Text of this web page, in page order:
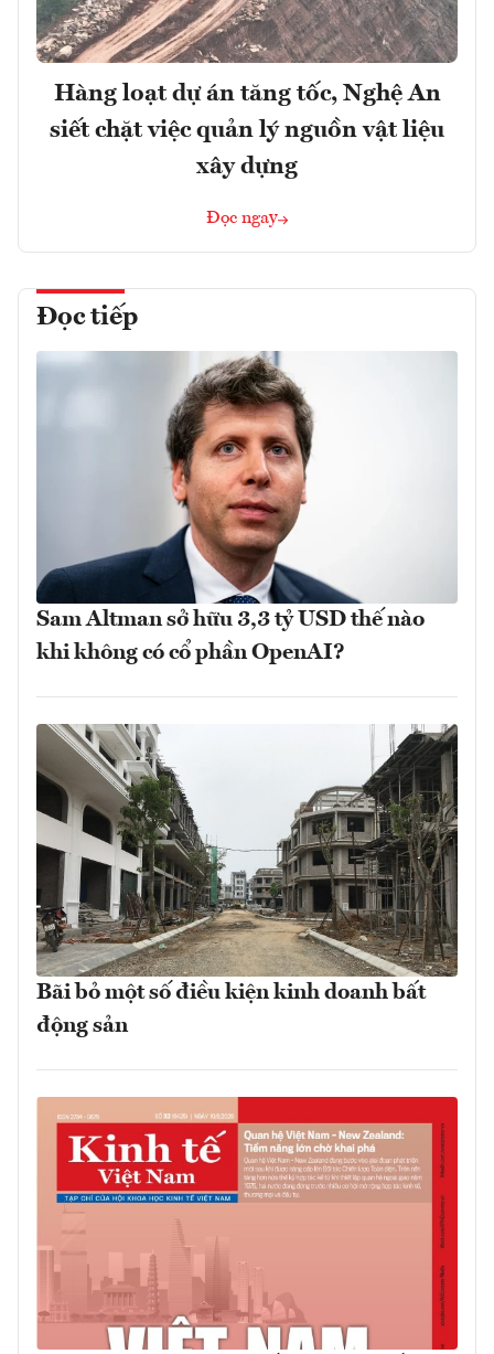
Hàng loạt dự án tăng tốc, Nghệ An
siết chặt việc quản lý nguồn vật liệu
xây dựng
Đọc ngay
Đọc tiếp
Sam Altman sở hữu 3,3 tỷ USD thế nào
khi không có cổ phần OpenAI?
Bãi bỏ một số điều kiện kinh doanh bất
động sản